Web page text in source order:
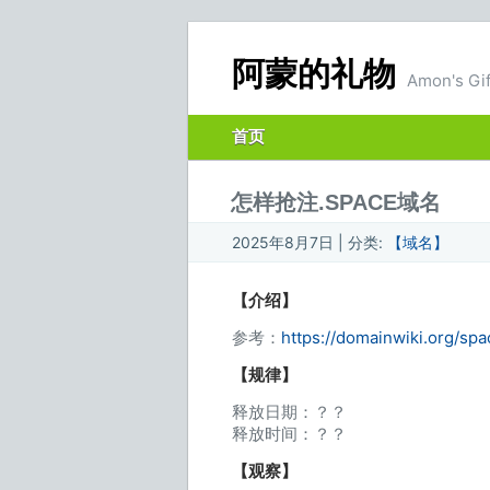
阿蒙的礼物 Amon's
首页
怎样抢注.SPACE域名
2025年8月7日 | 分类: 【域名】
【介绍】
参考： https://domainwiki.org/
【规律】
释放日期：？？
释放时间：？？
【观察】